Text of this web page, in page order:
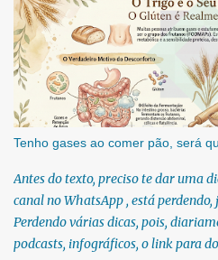
estilo de vida. Compartilho
verdade, sem complicação e sem
estuda fitoterapia, é provável que
funcho com a erva-doce em algum
como funcho-doce, essa herbácea
medicinal. Se esse tema te
meu canal no WhatsApp. Todo dia
https://whatsapp.com/channel/
espécie Foeniculum vulgare é
que a consomem, sej...
Tenho gases ao comer pão, será
Antes do texto, preciso te dar uma
canal no WhatsApp , está
Perdendo várias dicas, pois,
podcasts, infográficos, o link para